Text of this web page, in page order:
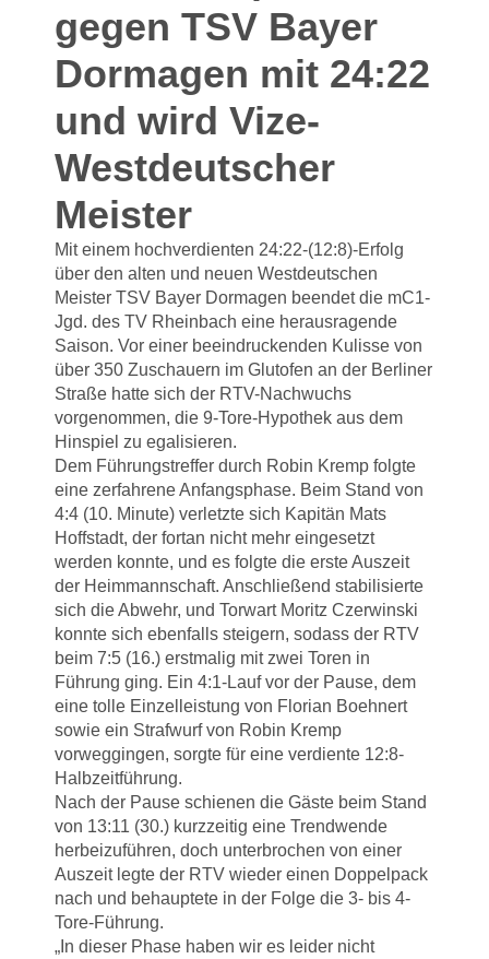
gegen TSV Bayer
Dormagen mit 24:22
und wird Vize-
Westdeutscher
Meister
Mit einem hochverdienten 24:22-(12:8)-Erfolg
über den alten und neuen Westdeutschen
Meister TSV Bayer Dormagen beendet die mC1-
Jgd. des TV Rheinbach eine herausragende
Saison. Vor einer beeindruckenden Kulisse von
über 350 Zuschauern im Glutofen an der Berliner
Straße hatte sich der RTV-Nachwuchs
vorgenommen, die 9-Tore-Hypothek aus dem
Hinspiel zu egalisieren.
Dem Führungstreffer durch Robin Kremp folgte
eine zerfahrene Anfangsphase. Beim Stand von
4:4 (10. Minute) verletzte sich Kapitän Mats
Hoffstadt, der fortan nicht mehr eingesetzt
werden konnte, und es folgte die erste Auszeit
der Heimmannschaft. Anschließend stabilisierte
sich die Abwehr, und Torwart Moritz Czerwinski
konnte sich ebenfalls steigern, sodass der RTV
beim 7:5 (16.) erstmalig mit zwei Toren in
Führung ging. Ein 4:1-Lauf vor der Pause, dem
eine tolle Einzelleistung von Florian Boehnert
sowie ein Strafwurf von Robin Kremp
vorweggingen, sorgte für eine verdiente 12:8-
Halbzeitführung.
Nach der Pause schienen die Gäste beim Stand
von 13:11 (30.) kurzzeitig eine Trendwende
herbeizuführen, doch unterbrochen von einer
Auszeit legte der RTV wieder einen Doppelpack
nach und behauptete in der Folge die 3- bis 4-
Tore-Führung.
„In dieser Phase haben wir es leider nicht